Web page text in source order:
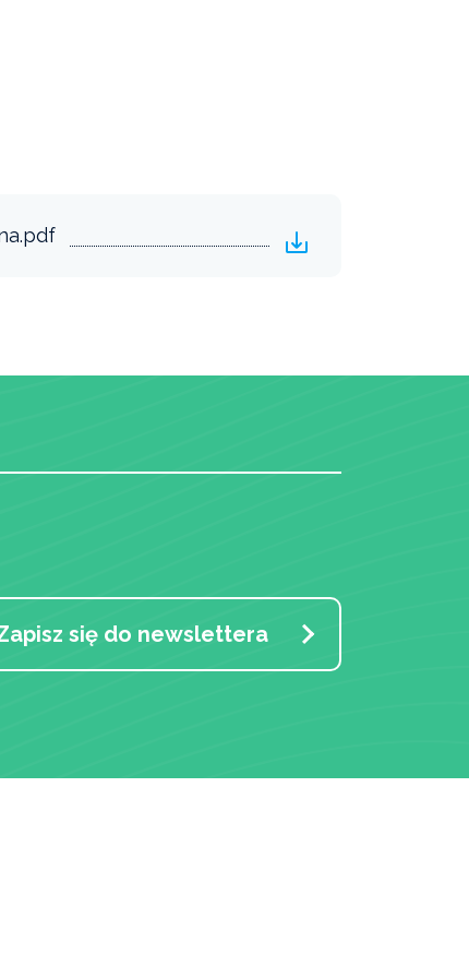
się do newslettera